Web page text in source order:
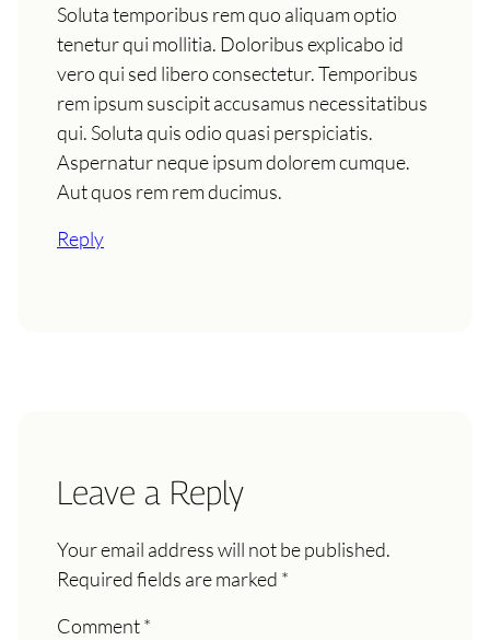
Soluta temporibus rem quo aliquam optio
tenetur qui mollitia. Doloribus explicabo id
vero qui sed libero consectetur. Temporibus
rem ipsum suscipit accusamus necessitatibus
qui. Soluta quis odio quasi perspiciatis.
Aspernatur neque ipsum dolorem cumque.
Aut quos rem rem ducimus.
Reply
Leave a Reply
Your email address will not be published.
Required fields are marked *
Comment*